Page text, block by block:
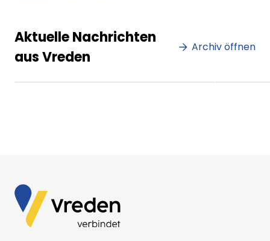
Aktuelle Nachrichten
aus Vreden
Archiv öffnen
Lorem ipsum Lorem ipsum